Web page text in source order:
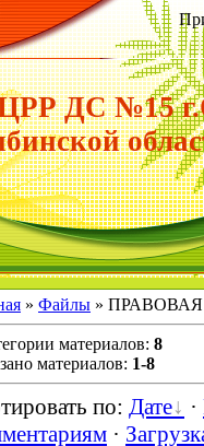
ДС №15
» Файлы »
материалов: 8
материалов: 1-8
по: Дате ·
·